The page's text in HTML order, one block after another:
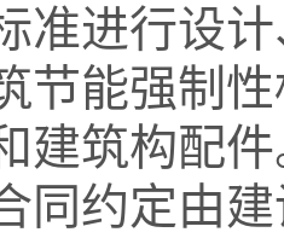
准进行设
节能强制
建筑构配
约定由建